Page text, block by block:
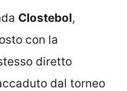
Clostebol,
con la
diretto
dal torneo